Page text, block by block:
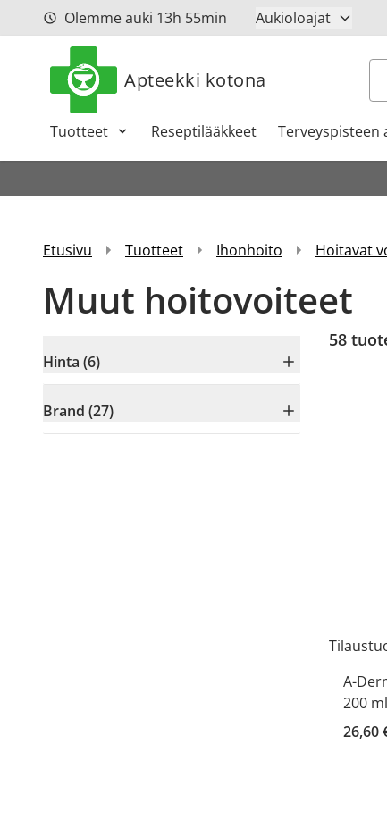
Siirry sisältöönOlemme auki 13h 55min Aukioloajat
Apteekki kotona
Tuotteet Reseptilääkkeet Terveyspisteen
Etusivu Tuotteet Ihonhoito Hoitavat
Muut hoitovoiteet
Hinta (6)
Brand (27)
58
A-
200 ml
26,60